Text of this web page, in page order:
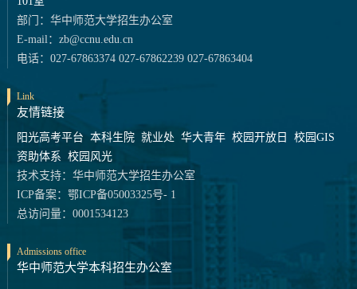
部门：华中师范大学招生办公室
E-mail：zb@ccnu.edu.cn
电话：027-67863374 027-67862239 027-67863404
Link
友情链接
阳光高考平台 本科生院 就业处 华大青年 校园开放日
校园GIS
资助体系 校园风光
技术支持：华中师范大学招生办公室
ICP备案：鄂ICP备05003325号- 1
总访问量：0001534123
Admissions office
华中师范大学本科招生办公室